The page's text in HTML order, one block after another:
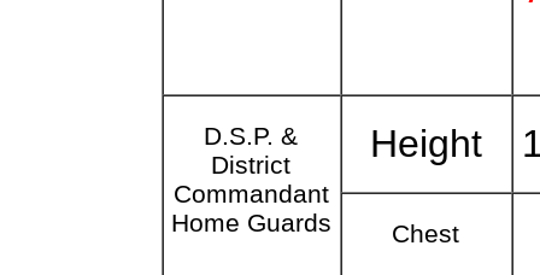
D.S.P. &
District
Commandant
Home Guards
Height
Chest